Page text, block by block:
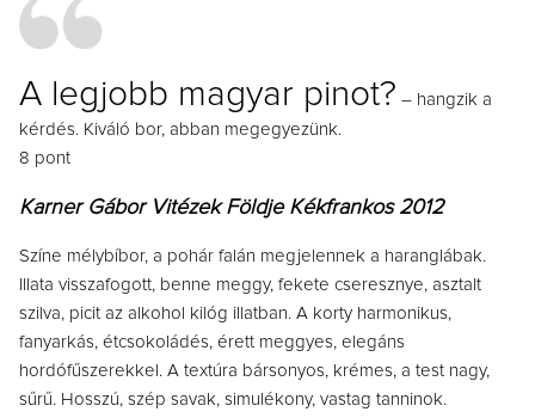
A legjobb magyar pinot? – hangzik a
kérdés. Kiváló bor, abban megegyezünk.
8 pont
Karner Gábor Vitézek Földje Kékfrankos 2012
Színe mélybíbor, a pohár falán megjelennek a haranglábak.
Illata visszafogott, benne meggy, fekete cseresznye, asztalt
szilva, picit az alkohol kilóg illatban. A korty harmonikus,
fanyarkás, étcsokoládés, érett meggyes, elegáns
hordófűszerekkel. A textúra bársonyos, krémes, a test nagy,
sűrű. Hosszú, szép savak, simulékony, vastag tanninok.